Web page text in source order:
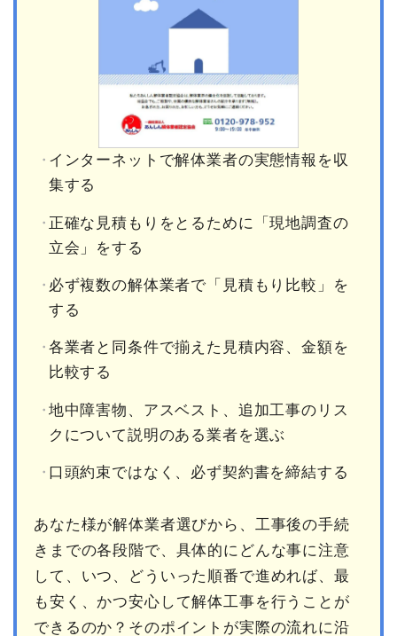
インターネットで解体業者の実態情報を収
集する
正確な見積もりをとるために「現地調査の
立会」をする
必ず複数の解体業者で「見積もり比較」を
する
各業者と同条件で揃えた見積内容、金額を
比較する
地中障害物、アスベスト、追加工事のリス
クについて説明のある業者を選ぶ
口頭約束ではなく、必ず契約書を締結する
あなた様が解体業者選びから、工事後の手続
きまでの各段階で、具体的にどんな事に注意
して、いつ、どういった順番で進めれば、最
も安く、かつ安心して解体工事を行うことが
できるのか？そのポイントが実際の流れに沿